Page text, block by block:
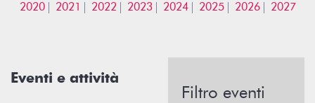
2020
2021 2022 2023 2024 2025 2026 2027
Eventi e attività
Filtro eventi